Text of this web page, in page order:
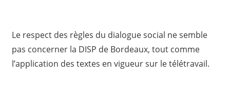
Le respect des règles du dialogue social ne semble
pas concerner la DISP de Bordeaux, tout comme
l’application des textes en vigueur sur le télétravail.